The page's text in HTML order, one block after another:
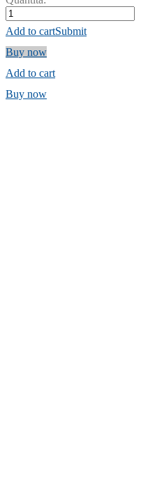
Add to cartSubmit
Buy now
Add to cart
Buy now